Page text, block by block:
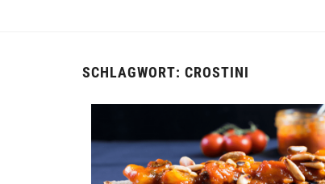
SCHLAGWORT: CROSTINI